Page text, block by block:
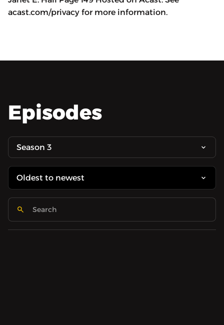
acast.com/privacy for more information.
Episodes
Season 3